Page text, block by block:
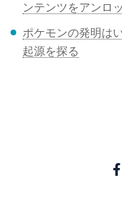
ンテンツをアンロ
ポケモンの発明は
起源を探る